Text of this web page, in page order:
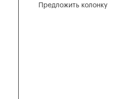
Предложить колонку